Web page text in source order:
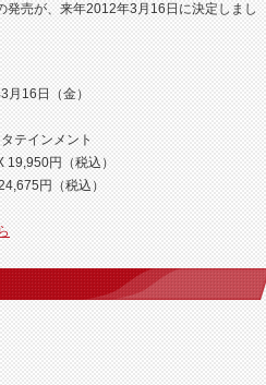
発売が、来年2012年3月16日に決定しまし
月16日（金）
テインメント
19,950円（税込）
円（税込）